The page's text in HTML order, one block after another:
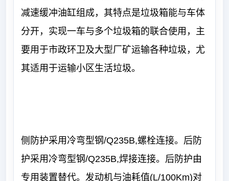
减速缓冲油缸组成，其特点是垃圾箱能与车体
分开，实现一车与多个垃圾箱的联合使用，主
要用于市政环卫及大型厂矿运输各种垃圾，尤
其适用于运输小区生活垃圾。
侧防护采用冷弯型钢/Q235B,螺栓连接。后防
护采用冷弯型钢/Q235B,焊接连接。后防护由
专用装置替代。发动机与油耗值(L/100Km)对